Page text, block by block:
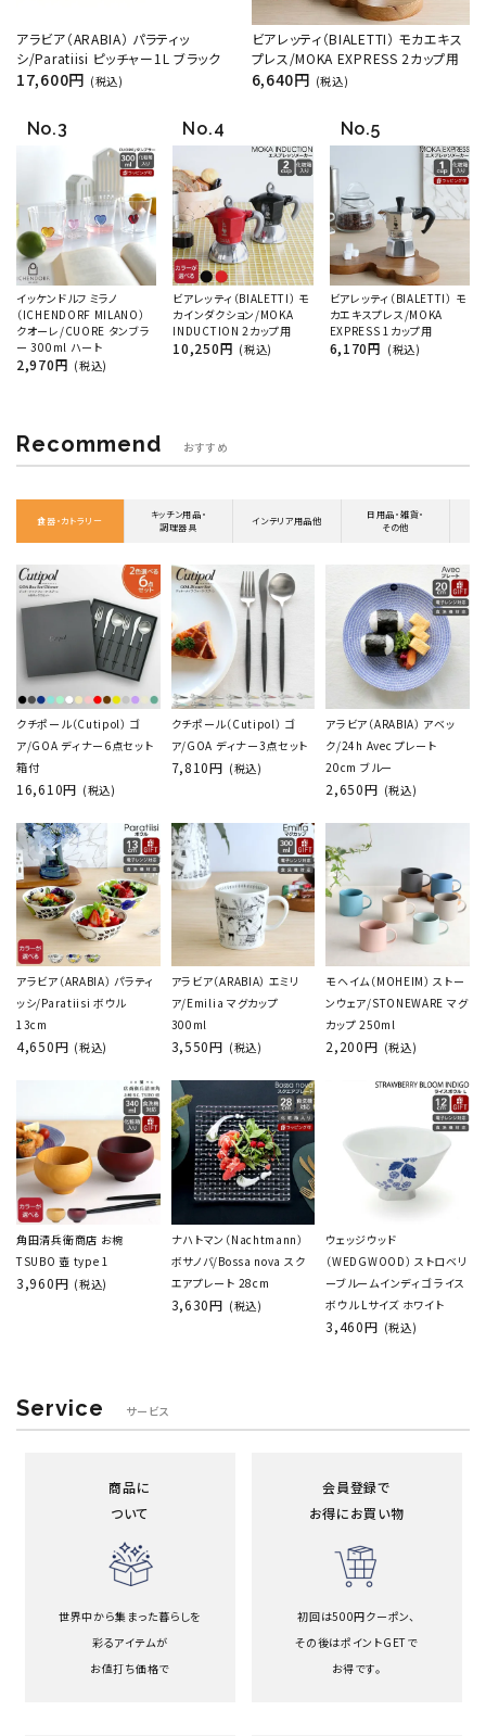
アラビア（ARABIA） パラティッ
シ/Paratiisi ピッチャー1L ブラック
17,600円 (税込)
ビアレッティ（BIALETTI） モカエキス
プレス/MOKA EXPRESS 2カップ用
6,640円 (税込)
イッケンドルフ ミラノ
（ICHENDORF MILANO）
クオーレ/CUORE タンブラ
ー 300ml ハート
2,970円 (税込)
ビアレッティ（BIALETTI） モ
カインダクション/MOKA
INDUCTION 2カップ用
10,250円 (税込)
ビアレッティ（BIALETTI） モ
カエキスプレス/MOKA
EXPRESS 1カップ用
6,170円 (税込)
Recommend おすすめ
食器・カトラリー
キッチン用品・
調理器具
インテリア用品他
日用品・雑貨・
その他
クチポール（Cutipol） ゴ
ア/GOA ディナー6点セット
箱付
16,610円 (税込)
クチポール（Cutipol） ゴ
ア/GOA ディナー3点セット
7,810円 (税込)
アラビア（ARABIA） アベッ
ク/24h Avec プレート
20cm ブルー
2,650円 (税込)
アラビア（ARABIA） パラティ
ッシ/Paratiisi ボウル
13cm
4,650円 (税込)
アラビア（ARABIA） エミリ
ア/Emilia マグカップ
300ml
3,550円 (税込)
モヘイム（MOHEIM） ストー
ンウェア/STONEWARE マグ
カップ 250ml
2,200円 (税込)
角田清兵衛商店 お椀
TSUBO 壺 type 1
3,960円 (税込)
ナハトマン（Nachtmann）
ボサノバ/Bossa nova スク
エアプレート 28cm
3,630円 (税込)
ウェッジウッド
（WEDGWOOD） ストロベリ
ーブルームインディゴ ライス
ボウル Lサイズ ホワイト
3,460円 (税込)
Service サービス
商品に
ついて
世界中から集まった暮らしを
彩るアイテムが
お値打ち価格で
会員登録で
お得にお買い物
初回は500円クーポン、
その後はポイントGETで
お得です。